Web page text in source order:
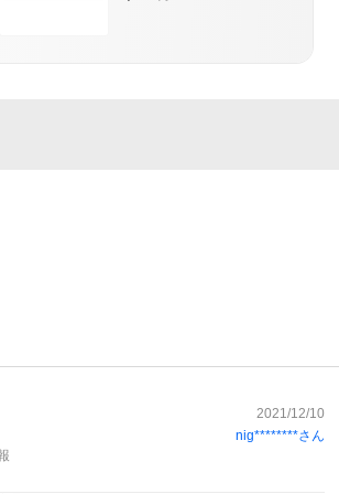
2021/12/10
nig********さん